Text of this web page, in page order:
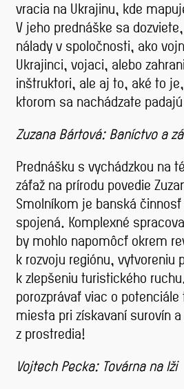
vracia na Ukrajinu, kde
V jeho prednáške sa
nálady v spoločnosti, ako
Ukrajinci, vojaci, alebo
inštruktori, ale aj to, aké to
ktorom sa nachádzate
Zuzana Bártová: Baníctvo a
Prednášku s vychádzkou na
záťaž na prírodu povedie
Smolníkom je banská
spojená. Komplexné
by mohlo napomôcť okrem
k rozvoju regiónu, vytvoreniu
k zlepšeniu turistického
porozprávať viac o
miesta pri získavaní surovín
z prostredia!
Vojtech Pecka: Továrna na lži